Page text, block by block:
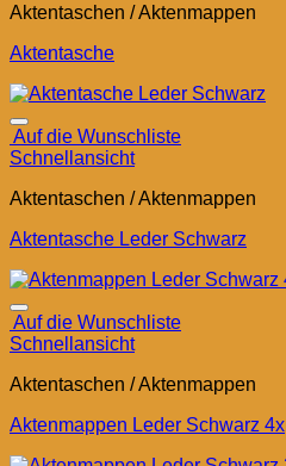
Aktentaschen / Aktenmappen
Aktentasche
Auf die Wunschliste
Schnellansicht
Aktentaschen / Aktenmappen
Aktentasche Leder Schwarz
Auf die Wunschliste
Schnellansicht
Aktentaschen / Aktenmappen
Aktenmappen Leder Schwarz 4x